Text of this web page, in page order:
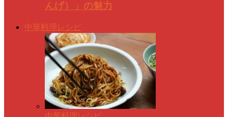
んげ）」の魅力
中華料理レシピ